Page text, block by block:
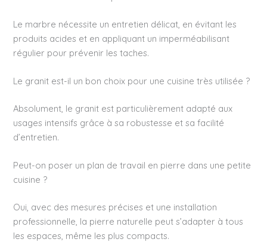
Le marbre nécessite un entretien délicat, en évitant les
produits acides et en appliquant un imperméabilisant
régulier pour prévenir les taches.
Le granit est-il un bon choix pour une cuisine très utilisée ?
Absolument, le granit est particulièrement adapté aux
usages intensifs grâce à sa robustesse et sa facilité
d’entretien.
Peut-on poser un plan de travail en pierre dans une petite
cuisine ?
Oui, avec des mesures précises et une installation
professionnelle, la pierre naturelle peut s’adapter à tous
les espaces, même les plus compacts.